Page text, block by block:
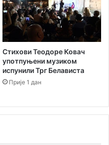
Стихови Теодоре Ковач
употпуњени музиком
испунили Трг Белависта
Прије 1 дан